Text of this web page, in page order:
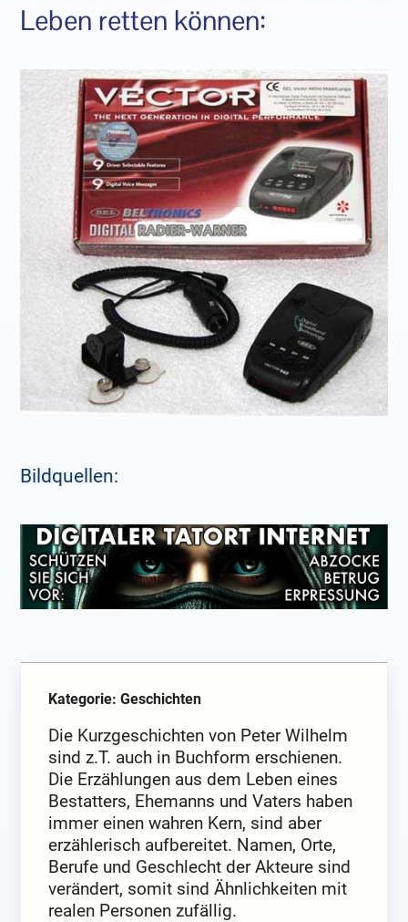
Leben retten können:
Bildquellen:
Kategorie: Geschichten
Die Kurzgeschichten von Peter Wilhelm
sind z.T. auch in Buchform erschienen.
Die Erzählungen aus dem Leben eines
Bestatters, Ehemanns und Vaters haben
immer einen wahren Kern, sind aber
erzählerisch aufbereitet. Namen, Orte,
Berufe und Geschlecht der Akteure sind
verändert, somit sind Ähnlichkeiten mit
realen Personen zufällig.